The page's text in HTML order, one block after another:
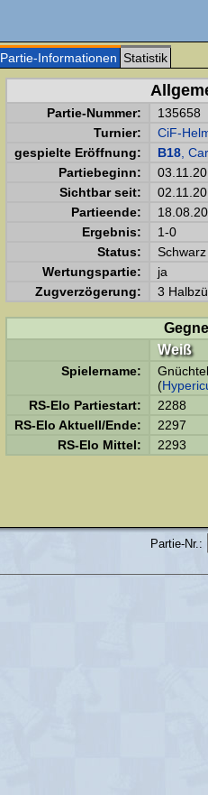
Partie-Informationen Statistik
Partie-Nummer:
135658
Turnier:
CiF-
gespielte Eröffnung:
B18 ,
Partiebeginn:
Sichtbar seit:
Partieende:
Ergebnis:
1-0
Status:
Wertungspartie:
ja
Zugverzögerung:
3
Weiß
Spielername:
(
RS-Elo Partiestart:
2288
RS-Elo Aktuell/Ende:
2297
RS-Elo Mittel:
2293
Partie-Nr.: